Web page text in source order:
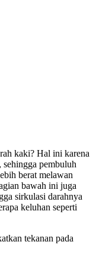
kaki? Hal ini karena
pembuluh
berat melawan
bawah ini juga
sirkulasi darahnya
keluhan seperti
tekanan pada